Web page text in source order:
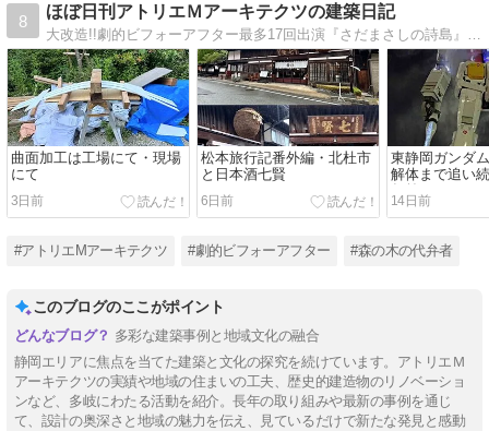
8
ほぼ日刊アトリエＭアーキテクツの建築日記
曲面加工は工場にて・現場
にて
3日前
松本旅行記番外編・北杜市
と日本酒七賢
6日前
東静岡ガンダ
解体まで追い
14日前
#アトリエMアーキテクツ #劇的ビフォーアフター #森の木の代弁者
このブログのここがポイント
多彩な建築事例と地域文化の融合
静岡エリアに焦点を当てた建築と文化の探究を続けています。アトリエＭ
アーキテクツの実績や地域の住まいの工夫、歴史的建造物のリノベーショ
ンなど、多岐にわたる活動を紹介。長年の取り組みや最新の事例を通じ
て、設計の奥深さと地域の魅力を伝え、見ているだけで新たな発見と感動